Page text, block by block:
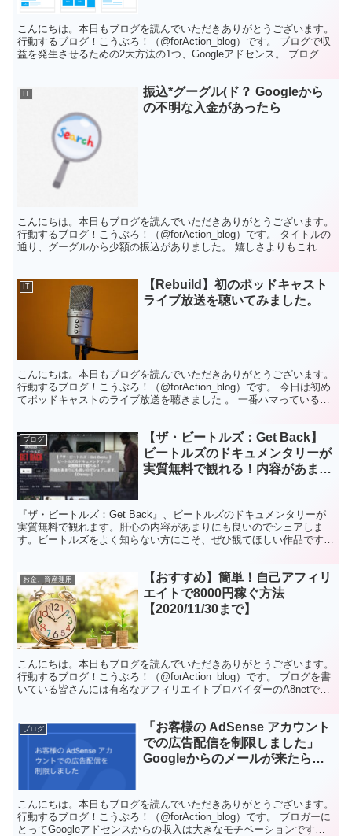
こんにちは。本日もブログを読んでいただきありがとうございます。
行動するブログ！こうぶろ！（@forAction_blog）です。 ブログで収
益を発生させるための2大方法の1つ、Googleアドセンス。 ブログ運
IT
振込*グーグル(ド？ Googleから
の不明な入金があったら
こんにちは。本日もブログを読んでいただきありがとうございます。
行動するブログ！こうぶろ！（@forAction_blog）です。 タイトルの
通り、グーグルから少額の振込がありました。 嬉しさよりもこれは
IT
【Rebuild】初のポッドキャスト
ライブ放送を聴いてみました。
こんにちは。本日もブログを読んでいただきありがとうございます。
行動するブログ！こうぶろ！（@forAction_blog）です。 今日は初め
てポッドキャストのライブ放送を聴きました 。 一番ハマっているポ
ブログ
【ザ・ビートルズ：Get Back】
ビートルズのドキュメンタリーが
実質無料で観れる！内容があまり
『ザ・ビートルズ：Get Back』、ビートルズのドキュメンタリーが
実質無料で観れます。肝心の内容があまりにも良いのでシェアしま
す。ビートルズをよく知らない方にこそ、ぜひ観てほしい作品です。
お金、資産運用
【おすすめ】簡単！自己アフィリ
エイトで8000円稼ぐ方法
【2020/11/30まで】
こんにちは。本日もブログを読んでいただきありがとうございます。
行動するブログ！こうぶろ！（@forAction_blog）です。 ブログを書
いている皆さんには有名なアフィリエイトプロバイダーのA8netで、
ブログ
「お客様の AdSense アカウント
での広告配信を制限しました」
Googleからのメールが来たら
こんにちは。本日もブログを読んでいただきありがとうございます。
行動するブログ！こうぶろ！（@forAction_blog）です。 ブロガーに
とってGoogleアドセンスからの収入は大きなモチベーションですよ